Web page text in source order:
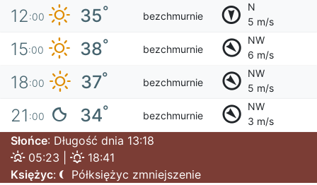
12:00 35° bezchmurnie
N
5 m/s
15:00 38° bezchmurnie
NW
6 m/s
18:00 37° bezchmurnie
NW
5 m/s
21 :00 34° bezchmurnie
NW
3 m/s
Słońce: Długość dnia 13:18
05:23 |
18:41
Księżyc: Półksiężyc zmniejszenie